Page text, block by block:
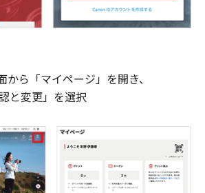
ら「マイページ」を開き、
と変更」を選択